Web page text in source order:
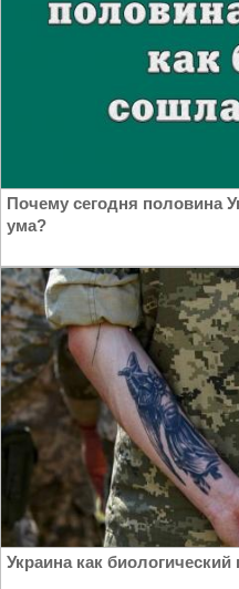
Почему сегодня половина
ума?
Украина как